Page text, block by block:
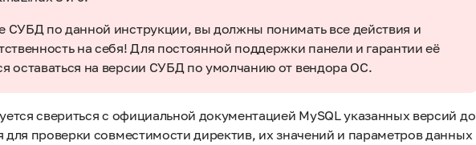
СУБД по данной инструкции, вы должны понимать все действия и
на себя! Для постоянной поддержки панели и гарантии её
оставаться на версии СУБД по умолчанию от вендора ОС.
свериться с официальной документацией MySQL указанных версий до
проверки совместимости директив, их значений и параметров данных